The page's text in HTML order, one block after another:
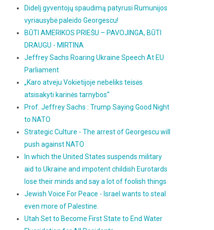
Didelį gyventojų spaudimą patyrusi Rumunijos
vyriausybė paleido Georgescu!
BŪTI AMERIKOS PRIEŠU – PAVOJINGA, BŪTI
DRAUGU - MIRTINA
Jeffrey Sachs Roaring Ukraine Speech At EU
Parliament
„Karo atveju Vokietijoje nebeliks teisės
atsisakyti karinės tarnybos“
Prof. Jeffrey Sachs : Trump Saying Good Night
to NATO
Strategic Culture - The arrest of Georgescu will
push against NATO
In which the United States suspends military
aid to Ukraine and impotent childish Eurotards
lose their minds and say a lot of foolish things
Jewish Voice For Peace - Israel wants to steal
even more of Palestine.
Utah Set to Become First State to End Water